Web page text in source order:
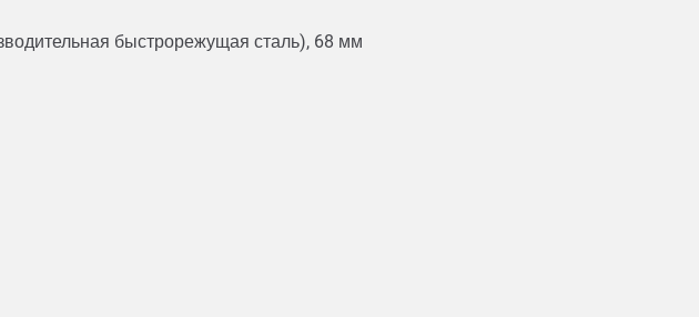
быстрорежущая сталь), 68 мм